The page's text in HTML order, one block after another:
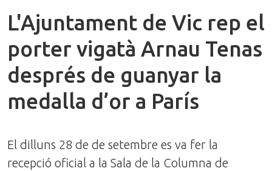
L'Ajuntament de Vic rep el
porter vigatà Arnau Tenas
després de guanyar la
medalla d’or a París
El dilluns 28 de de setembre es va fer la
recepció oficial a la Sala de la Columna de